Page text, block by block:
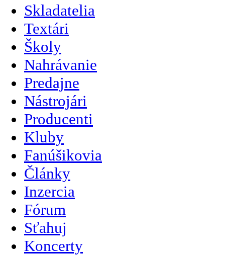
Skladatelia
Textári
Školy
Nahrávanie
Predajne
Nástrojári
Producenti
Kluby
Fanúšikovia
Články
Inzercia
Fórum
Sťahuj
Koncerty